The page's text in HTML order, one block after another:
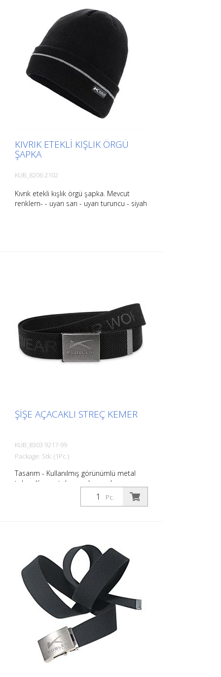
KIVRIK ETEKLI KIŞLIK ÖRGÜ
ŞAPKA
KUB_8206 2102
Kıvrık etekli kışlık örgü şapka. Mevcut
renklern- - uyarı sarı - uyarı turuncu - siyah
ŞIŞE AÇACAKLI STREÇ KEMER
KUB_8303 9217-99
Package: Stk. (1Pc.)
Tasarım - Kullanılmış görünümlü metal
toka - Kemer tokası ve kemer kayışı
üzerinde KÜBLER kabartması Fonksiyon -
Entegre şişe açacağı ile tokalı sırt -
uzunluğa göre ayarlanabilir
Pc.